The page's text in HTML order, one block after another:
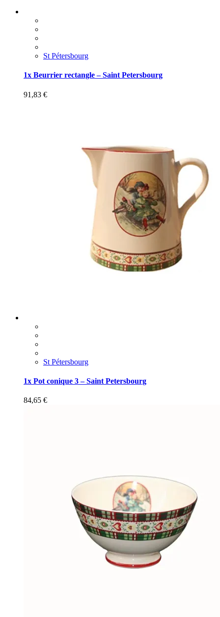
St Pétersbourg
1x Beurrier rectangle – Saint Petersbourg
91,83 €
St Pétersbourg
1x Pot conique 3 – Saint Petersbourg
84,65 €